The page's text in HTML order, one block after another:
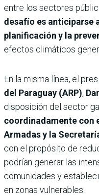
entre los sectores
desafío es anticiparse
planificación y la
efectos climáticos
En la misma línea, el
del Paraguay (ARP),
disposición del sector
coordinadamente con
Armadas y la
con el propósito de
podrían generar las
comunidades y
en zonas vulnerables.